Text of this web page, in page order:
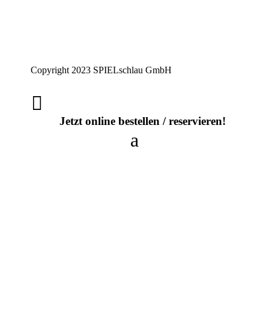
Copyright 2023 SPIELschlau GmbH

Jetzt online bestellen / reservieren!